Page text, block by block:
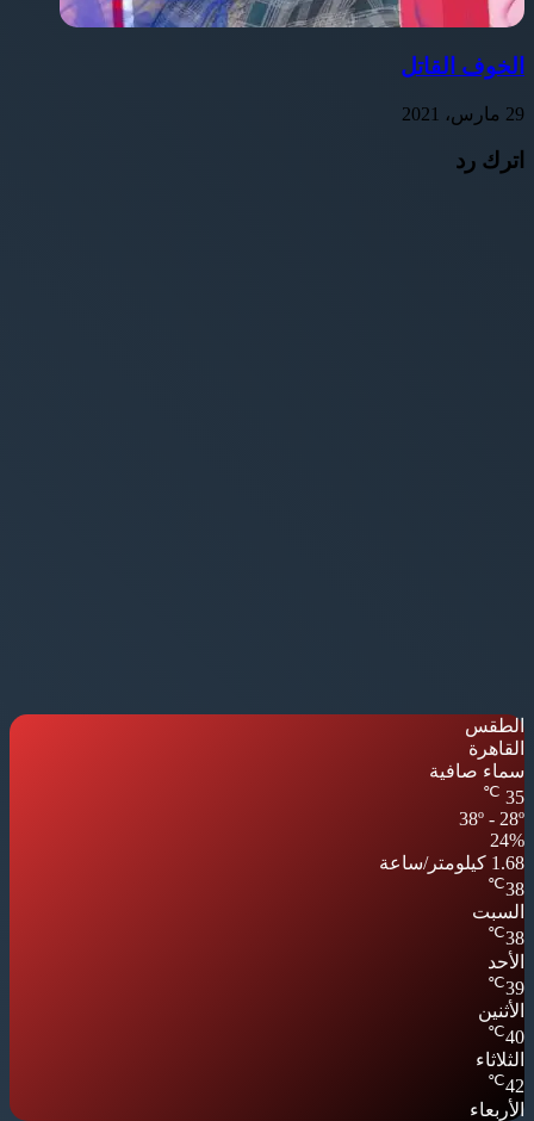
الخوف القاتل
29 مارس، 2021
اترك رد
الطقس
القاهرة
سماء صافية
35
℃
38º - 28º
24%
1.68 كيلومتر/ساعة
38
℃
السبت
38
℃
الأحد
39
℃
الأثنين
40
℃
الثلاثاء
42
℃
الأربعاء